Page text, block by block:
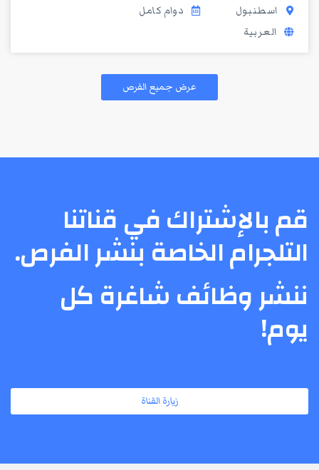
اسطنبول
دوام كامل
العربية
عرض جميع الفرص
قم بالإشتراك في قناتنا
التلجرام الخاصة بنشر الفرص.
ننشر وظائف شاغرة كل
يوم!
زيارة القناة